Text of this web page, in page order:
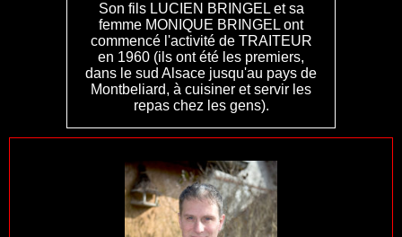
Son fils LUCIEN BRINGEL et sa
femme MONIQUE BRINGEL ont
commencé l'activité de TRAITEUR
en 1960 (ils ont été les premiers,
dans le sud Alsace jusqu'au pays de
Montbeliard, à cuisiner et servir les
repas chez les gens).